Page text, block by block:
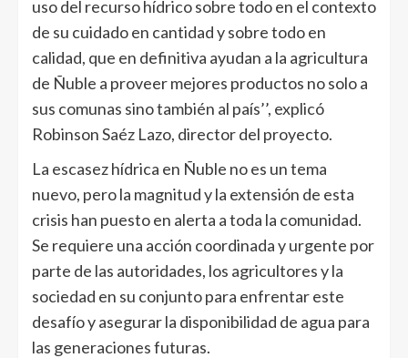
uso del recurso hídrico sobre todo en el contexto
de su cuidado en cantidad y sobre todo en
calidad, que en definitiva ayudan a la agricultura
de Ñuble a proveer mejores productos no solo a
sus comunas sino también al país’’, explicó
Robinson Saéz Lazo, director del proyecto.
La escasez hídrica en Ñuble no es un tema
nuevo, pero la magnitud y la extensión de esta
crisis han puesto en alerta a toda la comunidad.
Se requiere una acción coordinada y urgente por
parte de las autoridades, los agricultores y la
sociedad en su conjunto para enfrentar este
desafío y asegurar la disponibilidad de agua para
las generaciones futuras.